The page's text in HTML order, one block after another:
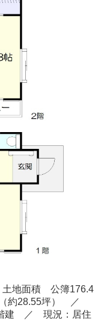
地面積 公簿176.4
約28.55坪） ／
建 ／ 現況：居住